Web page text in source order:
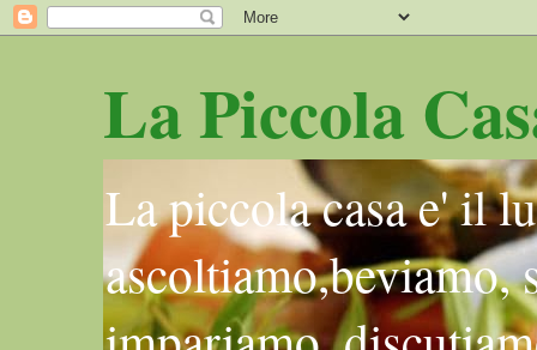
La Piccola
La piccola casa e' il
ascoltiamo,beviamo,